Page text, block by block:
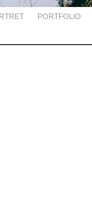
PORTFOLIO